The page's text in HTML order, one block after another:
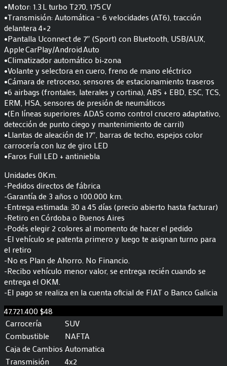
•Motor: 1.3 L turbo T270, 175 CV
•Transmisión: Automática – 6 velocidades (AT6), tracción
delantera 4×2
•Pantalla Uconnect de 7″ (Sport) con Bluetooth, USB/AUX,
Apple CarPlay/Android Auto
•Climatizador automático bi‑zona
•Volante y selectora en cuero, freno de mano eléctrico
•Cámara de retroceso, sensores de estacionamiento traseros
•6 airbags (frontales, laterales y cortina), ABS + EBD, ESC, TCS,
ERM, HSA, sensores de presión de neumáticos
•(En líneas superiores: ADAS como control crucero adaptativo,
detección de punto ciego y mantenimiento de carril)
•Llantas de aleación de 17″, barras de techo, espejos color
carrocería con luz de giro LED
•Faros Full LED + antiniebla
Unidades 0Km.
-Pedidos directos de fábrica
-Garantía de 3 años o 100.000 km.
-Entrega estimada: 30 a 45 días (precio abierto hasta facturar)
-Retiro en Córdoba o Buenos Aires
-Podés elegir 2 colores al momento de hacer el pedido
-El vehículo se patenta primero y luego te asignan turno para
el retiro
-No es Plan de Ahorro. No Financio.
-Recibo vehículo menor valor, se entrega recién cuando se
entrega el OKM.
-El pago se realiza en la cuenta oficial de FIAT o Banco Galicia
47.721.400$48
Carrocería
SUV
Combustible
NAFTA
Caja de Cambios Automatica
Transmisión
4x2